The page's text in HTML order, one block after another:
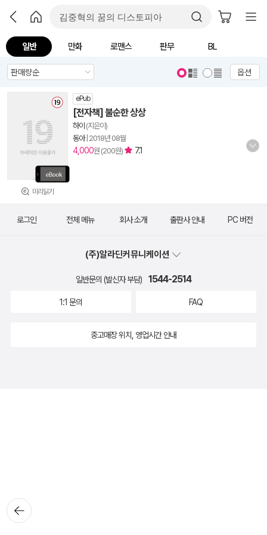
일반 만화 로맨스 판무 BL
옵션
미리읽기
ePub
[전자책] 불순한 상상
하이 (지은이)
동아| 2018년 08월
4,000원 (200원) 7.1
뒤로가
기
로그인 전체 메뉴 회사 소개 출판사 안내 PC 버전
(주)알라딘커뮤니케이션
일반문의 (발신자 부담) 1544-2514
1:1 문의 FAQ
중고매장 위치, 영업시간 안내